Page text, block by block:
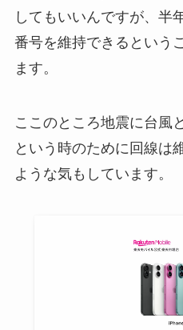
してもいいんですが、半
番号を維持できるという
ます。
ここのところ地震に台風
という時のために回線は
ような気もしています。